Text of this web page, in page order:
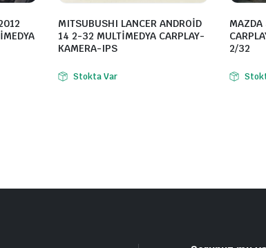
MITSUBUSHI LANCER ANDROİD
14 2-32 MULTİMEDYA CARPLAY-
KAMERA-IPS
Stokta Var
2/32